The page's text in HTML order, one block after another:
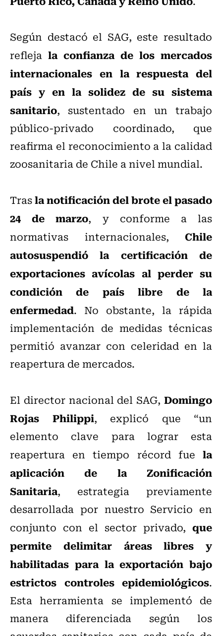
Según destacó el SAG, este resultado
refleja la confianza de los mercados
internacionales en la respuesta del
país y en la solidez de su sistema
sanitario, sustentado en un trabajo
público-privado coordinado, que
reafirma el reconocimiento a la calidad
zoosanitaria de Chile a nivel mundial.
Trasla notificación del brote el pasado
24 de marzo, y conforme a las
normativas internacionales, Chile
autosuspendió la certificación de
exportaciones avícolas al perder su
condición de país libre de la
enfermedad. No obstante, la rápida
implementación de medidas técnicas
permitió avanzar con celeridad en la
reapertura de mercados.
El director nacional del SAG, Domingo
Rojas Philippi, explicó que “un
elemento clave para lograr esta
reapertura en tiempo récord fue la
aplicación de la Zonificación
Sanitaria, estrategia previamente
desarrollada por nuestro Servicio en
conjunto con el sector privado, que
permite delimitar áreas libres y
habilitadas para la exportación bajo
estrictos controles epidemiológicos.
Esta herramienta se implementó de
manera diferenciada según los